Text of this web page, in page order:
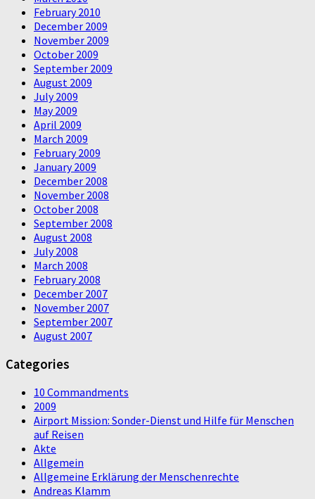
February 2010
December 2009
November 2009
October 2009
September 2009
August 2009
July 2009
May 2009
April 2009
March 2009
February 2009
January 2009
December 2008
November 2008
October 2008
September 2008
August 2008
July 2008
March 2008
February 2008
December 2007
November 2007
September 2007
August 2007
Categories
10 Commandments
2009
Airport Mission: Sonder-Dienst und Hilfe für Menschen
auf Reisen
Akte
Allgemein
Allgemeine Erklärung der Menschenrechte
Andreas Klamm